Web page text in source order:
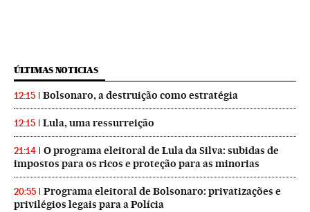
ÚLTIMAS NOTICIAS
12:15 Bolsonaro, a destruição como estratégia
12:15 Lula, uma ressurreição
21:14
O programa eleitoral de Lula da Silva: subidas de
impostos para os ricos e proteção para as minorias
20:55
Programa eleitoral de Bolsonaro: privatizações e
privilégios legais para a Polícia